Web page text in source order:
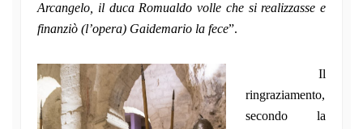
Arcangelo, il duca Romualdo volle che si realizzasse e
finanziò (l’opera) Gaidemario la fece”.
Il
ringraziamento,
secondo la